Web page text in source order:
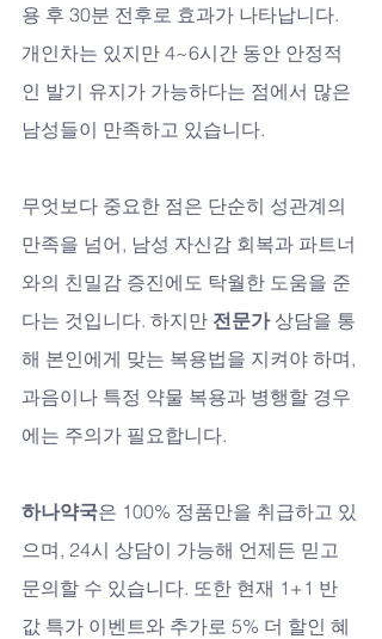
용 후 30분 전후로 효과가 나타납니다.
개인차는 있지만 4~6시간 동안 안정적
인 발기 유지가 가능하다는 점에서 많은
남성들이 만족하고 있습니다.
무엇보다 중요한 점은 단순히 성관계의
만족을 넘어, 남성 자신감 회복과 파트너
와의 친밀감 증진에도 탁월한 도움을 준
다는 것입니다. 하지만 전문가 상담을 통
해 본인에게 맞는 복용법을 지켜야 하며,
과음이나 특정 약물 복용과 병행할 경우
에는 주의가 필요합니다.
하나약국은 100% 정품만을 취급하고 있
으며, 24시 상담이 가능해 언제든 믿고
문의할 수 있습니다. 또한 현재 1+1 반
값 특가 이벤트와 추가로 5% 더 할인 혜